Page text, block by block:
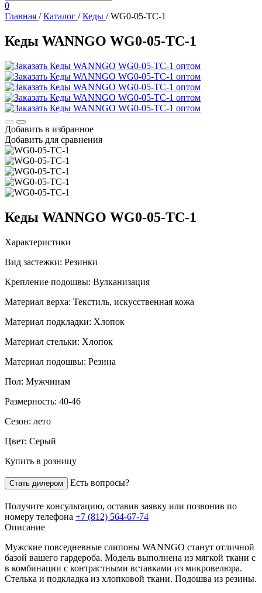
0
Главная / Каталог / Кеды / WG0-05-TC-1
Кеды WANNGO WG0‑05‑TC‑1
Добавить в избранное
Добавить для сравнения
Кеды WANNGO WG0‑05‑TC‑1
Характеристики
Вид застежки: Резинки
Крепление подошвы: Вулканизация
Материал верха: Текстиль, искусственная кожа
Материал подкладки: Хлопок
Материал стельки: Хлопок
Материал подошвы: Резина
Пол: Мужчинам
Размерность: 40-46
Сезон: лето
Цвет: Серый
Купить в розницу
Стать дилером Есть вопросы?
Получите консультацию, оставив заявку или позвонив по
номеру телефона +7 (812) 564-67-74
Описание
Мужские повседневные слипоны WANNGO станут отличной
базой вашего гардероба. Модель выполнена из мягкой ткани с
в комбинации с контрастными вставками из микровелюра.
Стелька и подкладка из хлопковой ткани. Подошва из резины.